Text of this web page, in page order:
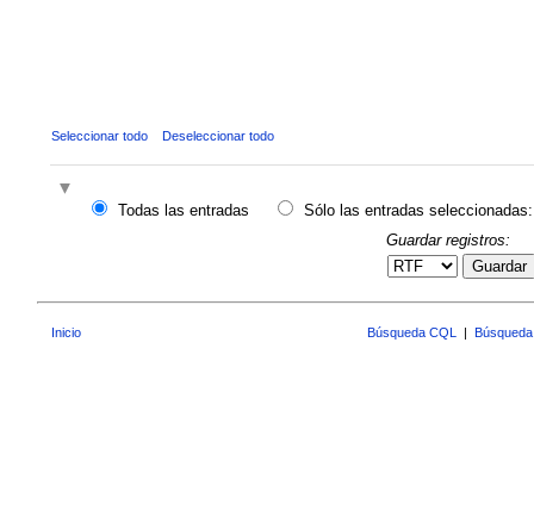
Seleccionar todo Deseleccionar todo
Todas las entradas
Sólo las entradas seleccionadas:
Guardar registros:
Guardar
Inicio Búsqueda CQL